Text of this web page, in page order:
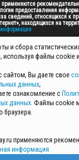
предоставления
сведений, относящихся к
находящихся на
САЙТА
И ЗАЩИТЫ
и сбора
используя файлы cookie
сайтом, Вы даете свое
данных,
ознакомление с
данных . Файлы cookie
браузера.
применяются
информация